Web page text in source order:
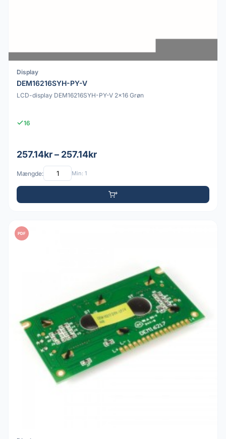
Display
DEM16216SYH-PY-V
LCD-display DEM16216SYH-PY-V 2x16 Grøn
16
257.14kr – 257.14kr
Mængde: Min: 1
PDF